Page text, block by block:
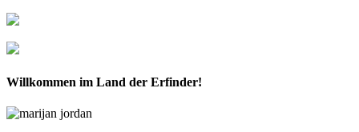
Willkommen im Land der Erfinder!